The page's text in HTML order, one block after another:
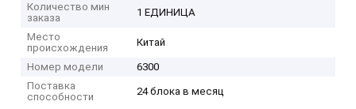
Количество мин
заказа
1 ЕДИНИЦА
Место
происхождения
Китай
Номер модели
6300
Поставка
способности
24 блока в месяц